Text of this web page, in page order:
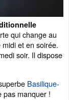
qui change au
et en soirée.
soir. Il dispose
Basilique-
pas manquer !